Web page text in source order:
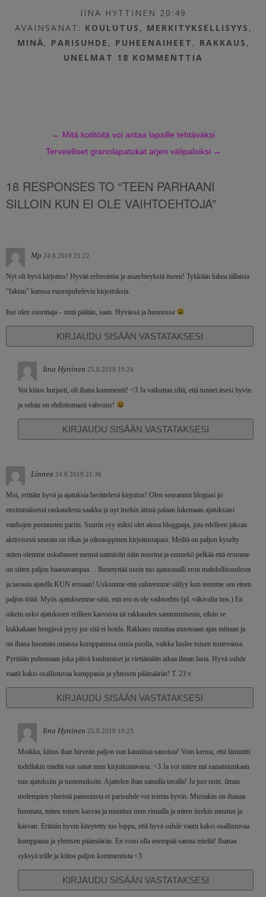
IINA HYTTINEN 20:49
AVAINSANAT: KOULUTUS , MERKITYKSELLISYYS ,
MINÄ, PARISUHDE , PUHEENAIHEET , RAKKAUS ,
UNELMAT 18 KOMMENTTIA
← Mitä kotitöitä voi antaa lapsille tehtäväksi
Terveelliset granolapatukat arjen välipaloiksi →
18 RESPONSES TO “TEEN PARHAANI
SILLOIN KUN EI OLE VAIHTOEHTOJA”
Mp 24.8.2019 21:22
Nyt oli hyvä kirjoitus! Hyvää referointia ja asiayhteyksiä itseen! Tykkään lukea tällaisia
”faktan” kanssa vuoropuhelevia kirjoituksia.
Itse olen suorittaja – mitä päätän, saan. Hyvässä ja huonossa
KIRJAUDU SISÄÄN VASTATAKSESI
Iina Hyttinen 25.8.2019 19:24
Voi kiitos hurjasti, oli ihana kommentti! <3 Ja vaikuttaa siltä, että tunnet itsesi hyvin
ja sehän on ehdottomasti vahvuus!
KIRJAUDU SISÄÄN VASTATAKSESI
Linnea 24.8.2019 21:36
Moi, erittäin hyvä ja ajatuksia herättelevä kirjoitus! Olen seurannut blogiasi jo
ensimmäisestä raskaudesta saakka ja nyt itsekin äitinä palaan lukemaan ajatuksiasi
vanhojen postausten pariin. Suurin syy miksi olet ainoa bloggaaja, jota edelleen jaksan
aktiivisesti seurata on rikas ja oikeaoppinen kirjoitustapasi. Meiltä on paljon kyselty
miten olemme uskaltaneet mennä naimisiin näin nuorina ja emmekö pelkää että eromme
on sitten paljon haastavampaa… Ihmetyttää usein tuo ajatusmalli eron mahdollisuudesta
ja tavasta ajatella KUN erotaan! Uskomme että suhteemme säilyy kun teemme sen eteen
paljon töitä. Myös ajatuksemme siitä, että ero ei ole vaihtoehto (pl. väkivalta tms.) En
oikein usko ajatukseen erilleen kasvusta tai rakkauden sammumisesta, eihän se
kukkakaan hengissä pysy jos sitä ei hoida. Rakkaus muuttaa muotoaan ajan mittaan ja
on ihana huomata omassa kumppanissa uusia puolia, vaikka luulee toisen tuntevansa.
Pyritään puhumaan joka päivä kuulumiset ja viettämään aikaa ilman lasta. Hyvä suhde
vaatii kaksi osallistuvaa kumppania ja yhteisen päämäärän! T. 23 v
KIRJAUDU SISÄÄN VASTATAKSESI
Iina Hyttinen 25.8.2019 19:23
Moikka, kiitos ihan hirveän paljon sun kauniista sanoista! Voin kertoa, että lämmitti
todellakin mieltä sun sanat mun kirjoitustavasta. <3 Ja voi miten mä samaistunkaan
sun ajatuksiin ja tuntemuksiin. Ajattelen ihan samalla tavalla! Ja just noin, ilman
molempien yhteistä panostusta ei parisuhde voi toimia hyvin. Mustakin on ihanaa
huomata, miten toinen kasvaa ja muuttuu mun rinnalla ja miten itsekin muutun ja
kasvan. Erittäin hyvin kiteytetty tuo loppu, että hyvä suhde vaatii kaksi osallistuvaa
kumppania ja yhteisen päämäärän. En voisi olla enempää samaa mieltä! Ihanaa
syksyä teille ja kiitos paljon kommentista <3
KIRJAUDU SISÄÄN VASTATAKSESI